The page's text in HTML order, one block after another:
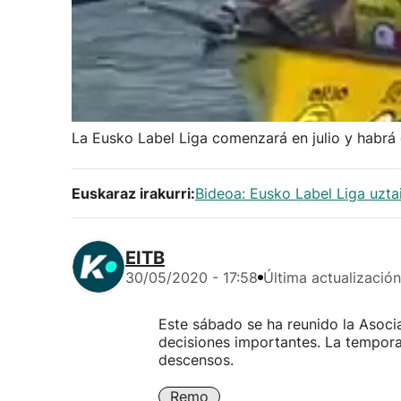
La Eusko Label Liga comenzará en julio y habrá
Euskaraz irakurri:Bideoa: Eusko Label Liga
EITB
30/05/2020 - 17:58 Última actualización
Este sábado se ha reunido la
decisiones importantes. La
descensos.
Remo